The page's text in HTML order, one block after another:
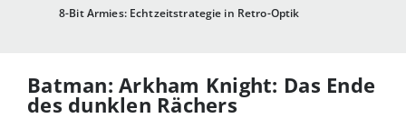
8-Bit Armies: Echtzeitstrategie in Retro-Optik
Batman: Arkham Knight: Das Ende
des dunklen Rächers